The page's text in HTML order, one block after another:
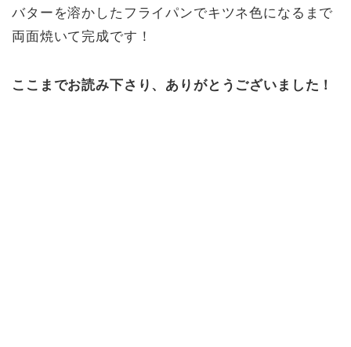
バターを溶かしたフライパンでキツネ色になるまで
両面焼いて完成です！
ここまでお読み下さり、ありがとうございました！